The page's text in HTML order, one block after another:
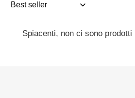
z
Spiacenti, non ci sono